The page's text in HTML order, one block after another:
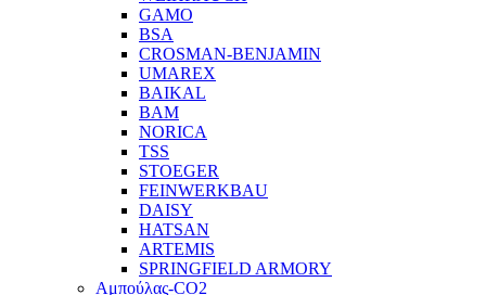
GAMO
BSA
CROSMAN-BENJAMIN
UMAREX
BAIKAL
BAM
NORICA
TSS
STOEGER
FEINWERKBAU
DAISY
HATSAN
ARTEMIS
SPRINGFIELD ARMORY
Αμπούλας-CO2